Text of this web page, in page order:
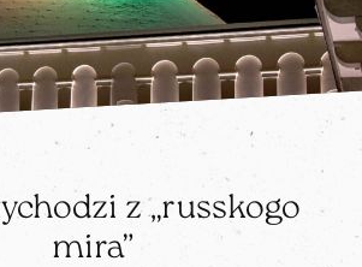
z „russkogo
mira”